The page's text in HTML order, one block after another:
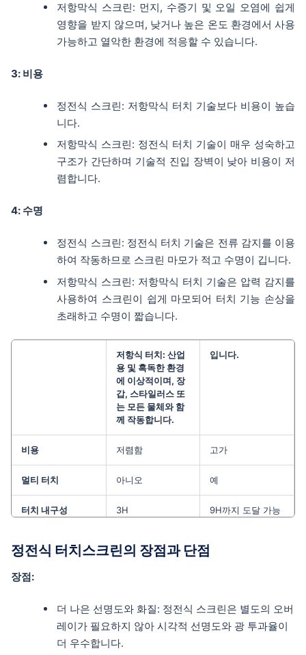
저항막식 스크린: 먼지, 수증기 및 오일 오염에 쉽게
영향을 받지 않으며, 낮거나 높은 온도 환경에서 사용
가능하고 열악한 환경에 적응할 수 있습니다.
3: 비용
정전식 스크린: 저항막식 터치 기술보다 비용이 높습
니다.
저항막식 스크린: 정전식 터치 기술이 매우 성숙하고
구조가 간단하며 기술적 진입 장벽이 낮아 비용이 저
렴합니다.
4: 수명
정전식 스크린: 정전식 터치 기술은 전류 감지를 이용
하여 작동하므로 스크린 마모가 적고 수명이 깁니다.
저항막식 스크린: 저항막식 터치 기술은 압력 감지를
사용하여 스크린이 쉽게 마모되어 터치 기능 손상을
초래하고 수명이 짧습니다.
저항식 터치: 산업
용 및 혹독한 환경
에 이상적이며, 장
갑, 스타일러스 또
는 모든 물체와 함
께 작동합니다.
입니다.
비용 저렴함 고가
멀티 터치 아니오 예
터치 내구성 3H 9H까지 도달 가능
터치 대상
설계 가능.
EMI/RFI 민감도 낮은 민감도
정전식 터치스크린의 장점과 단점
장점:
더 나은 선명도와 화질: 정전식 스크린은 별도의 오버
레이가 필요하지 않아 시각적 선명도와 광 투과율이
더 우수합니다.